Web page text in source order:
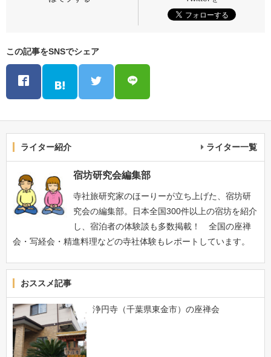
この記事をSNSでシェア
ライター紹介 ライター一覧
宿坊研究会編集部
寺社旅研究家のほーりーが立ち上げた、宿坊研
究会の編集部。日本全国300件以上の宿坊を紹介
し、宿泊者の体験談も多数掲載！ 全国の座禅
会・写経会・精進料理などの寺社体験もレポートしています。
おススメ記事
浄円寺（千葉県東金市）の座禅会